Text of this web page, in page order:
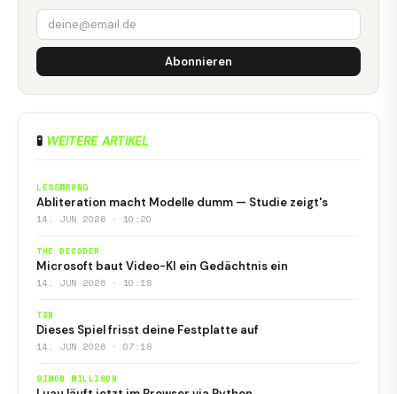
Abonnieren
🧪 WEITERE ARTIKEL
LESSWRONG
Abliteration macht Modelle dumm — Studie zeigt's
14. JUN 2026 · 10:20
THE DECODER
Microsoft baut Video-KI ein Gedächtnis ein
14. JUN 2026 · 10:18
T3N
Dieses Spiel frisst deine Festplatte auf
14. JUN 2026 · 07:18
SIMON WILLISON